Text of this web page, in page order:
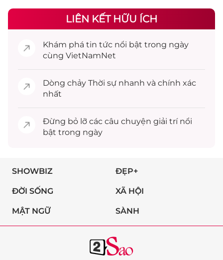
LIÊN KẾT HỮU ÍCH
Khám phá tin tức nổi bật trong ngày
cùng VietNamNet
Dòng chảy Thời sự nhanh và chính xác
nhất
Đừng bỏ lỡ các câu chuyện giải trínổi
bật trong ngày
SHOWBIZ ĐẸP+
ĐỜI SỐNG XÃ HỘI
MẬT NGỮ SÀNH